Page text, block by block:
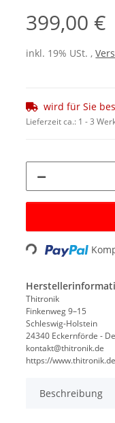
399,00 €
inkl. 19% USt. ,
wird für Sie
Lieferzeit ca.: 1 - 3
Loading...
Thitronik
Finkenweg 9–15
Schleswig-Holstein
24340 Eckernförde -
kontakt@thitronik.de
https://
Beschreibung